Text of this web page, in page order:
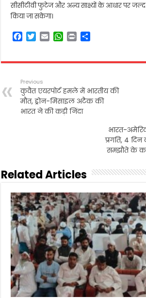
सीसीटीवी फुटेज और अन्य साक्ष्यों के आधार पर
किया जा सकेगा।
F
e
o
o
k
T
t
e
r
E
i
W
t
p
p
P
n
r
Previous
कुवैत एयरपोर्ट हमले में भारतीय की
मौत, ड्रोन-मिसाइल अटैक की
भारत ने की कड़ी निंदा
भारत-
प्रगति, 4
समझौते के
Related Articles